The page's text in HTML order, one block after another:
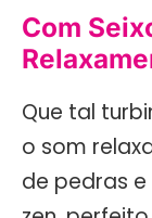
Com
Que tal
o som
de pedras